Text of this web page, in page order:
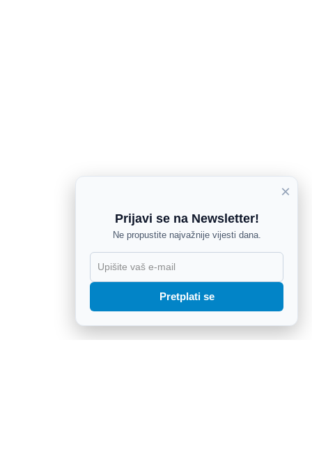
×
Prijavi se na Newsletter!
Ne propustite najvažnije vijesti dana.
Pretplati se